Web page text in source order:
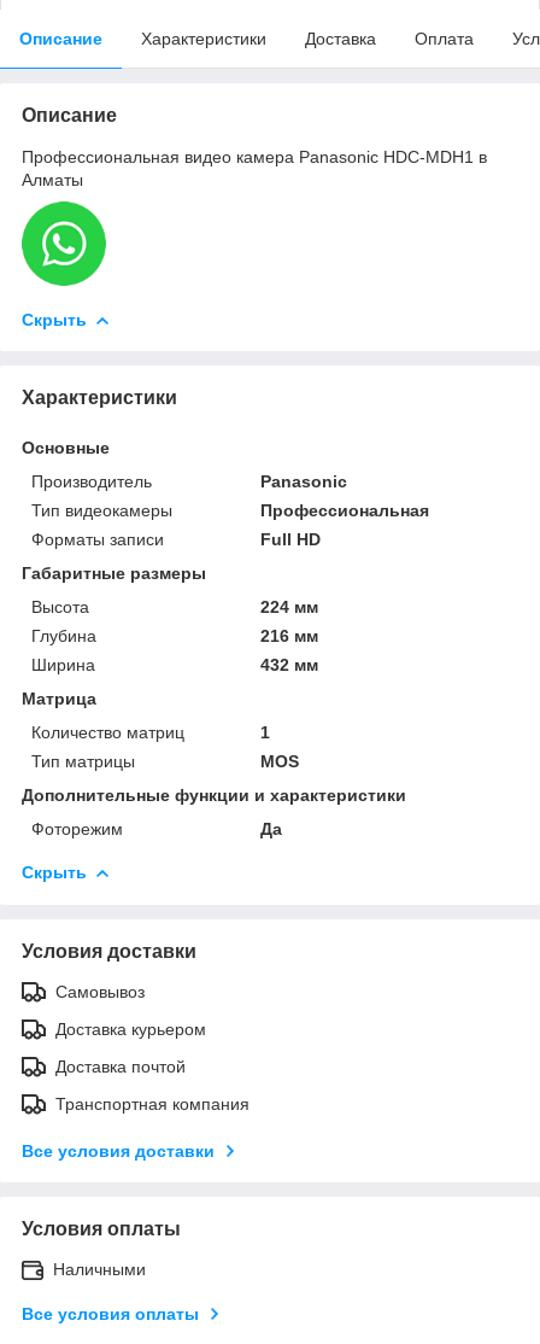
Описание Характеристики Доставка Оплата
Описание
Профессиональная видео камера Panasonic HDC-MDH1 в
Алматы
Скрыть
Характеристики
Основные
Производитель
Panasonic
Тип видеокамеры
Профессиональная
Форматы записи
Full HD
Габаритные размеры
Высота
224 мм
Глубина
216 мм
Ширина
432 мм
Матрица
Количество матриц
1
Тип матрицы
MOS
Дополнительные функции и характеристики
Фоторежим
Да
Скрыть
Условия доставки
Самовывоз
Доставка курьером
Доставка почтой
Транспортная компания
Все условия доставки
Условия оплаты
Наличными
Все условия оплаты